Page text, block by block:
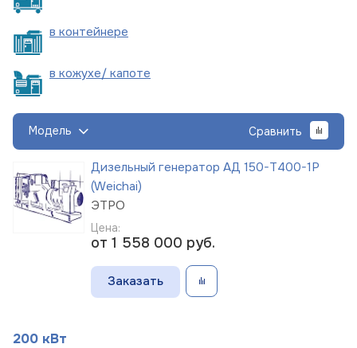
в контейнере
в кожухе/ капоте
Модель Сравнить
Дизельный генератор АД 150-Т400-1Р
(Weichai)
ЭТРО
Цена:
от 1 558 000 руб.
Заказать
200 кВт